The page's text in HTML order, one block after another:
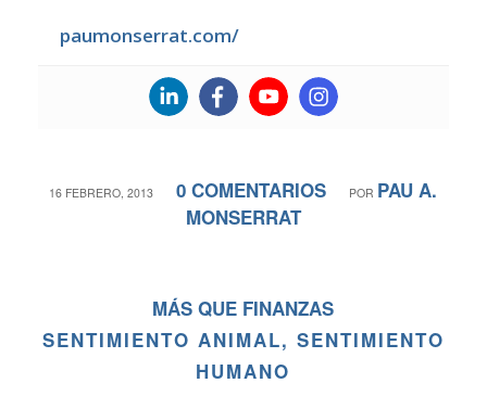
paumonserrat.com/
16 FEBRERO, 2013
/ 0 COMENTARIOS
/ POR PAU A.
MONSERRAT
MÁS QUE FINANZAS
SENTIMIENTO ANIMAL, SENTIMIENTO
HUMANO